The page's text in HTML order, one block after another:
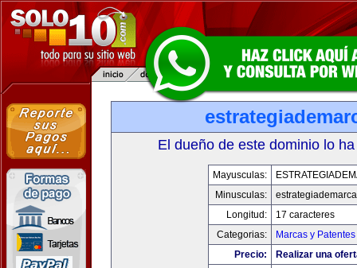
El dueño de este dominio lo
Mayusculas:
Minusculas:
Longitud:
17 caracteres
Categorias:
Marcas y Patentes
Precio:
Realizar una